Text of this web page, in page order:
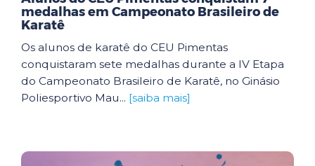
medalhas em Campeonato Brasileiro de
Karatê
Os alunos de karatê do CEU Pimentas
conquistaram sete medalhas durante a IV Etapa
do Campeonato Brasileiro de Karatê, no Ginásio
Poliesportivo Mau... [saiba mais]